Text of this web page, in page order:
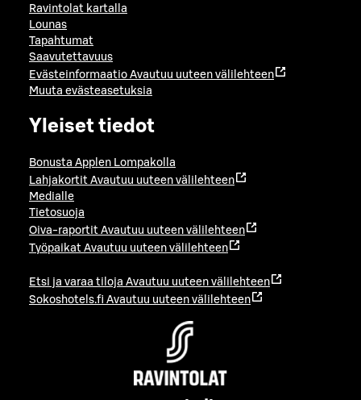
Ravintolat kartalla
Lounas
Tapahtumat
Saavutettavuus
Evästeinformaatio Avautuu uuteen välilehteen
Muuta evästeasetuksia
Yleiset tiedot
Bonusta Applen Lompakolla
Lahjakortit Avautuu uuteen välilehteen
Medialle
Tietosuoja
Oiva-raportit Avautuu uuteen välilehteen
Työpaikat Avautuu uuteen välilehteen
Etsi ja varaa tiloja Avautuu uuteen välilehteen
Sokoshotels.fi Avautuu uuteen välilehteen